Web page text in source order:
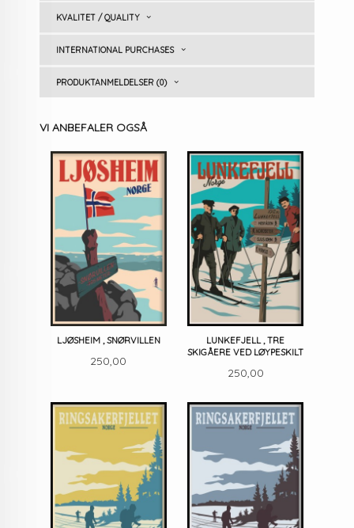
KVALITET / QUALITY
INTERNATIONAL PURCHASES
PRODUKTANMELDELSER (0)
VI ANBEFALER OGSÅ
LJØSHEIM , SNØRVILLEN
Pris
250,00
LUNKEFJELL , TRE
SKIGÅERE VED LØYPESKILT
Pris
250,00